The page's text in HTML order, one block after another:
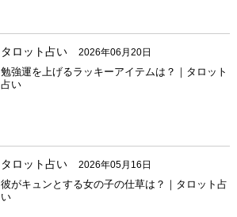
タロット占い 2026年06月20日
勉強運を上げるラッキーアイテムは？｜タロット
占い
タロット占い 2026年05月16日
彼がキュンとする女の子の仕草は？｜タロット占
い